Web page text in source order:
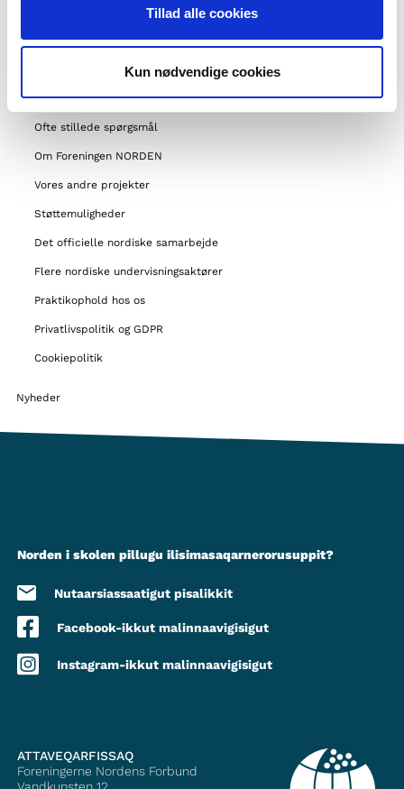
Tillad alle cookies
Kun nødvendige cookies
Kontakt
Ofte stillede spørgsmål
Om Foreningen NORDEN
Vores andre projekter
Støttemuligheder
Det officielle nordiske samarbejde
Flere nordiske undervisningsaktører
Praktikophold hos os
Privatlivspolitik og GDPR
Cookiepolitik
Nyheder
Norden i skolen pillugu ilisimasaqarnerorusuppit?
Nutaarsiassaatigut pisalikkit
Facebook-ikkut malinnaavigisigut
Instagram-ikkut malinnaavigisigut
ATTAVEQARFISSAQ
Foreningerne Nordens Forbund